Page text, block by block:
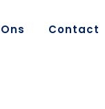
Contact